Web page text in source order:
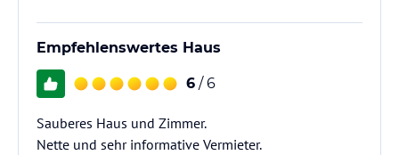
Empfehlenswertes Haus
6 / 6
Sauberes Haus und Zimmer.
Nette und sehr informative Vermieter.